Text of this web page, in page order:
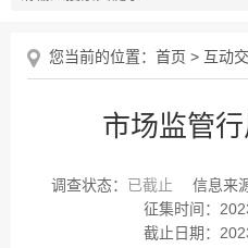
您当前的位置： 首页 > 互动
市场监管
调查状态： 已截止 信息来
征集时间：
截止日期：